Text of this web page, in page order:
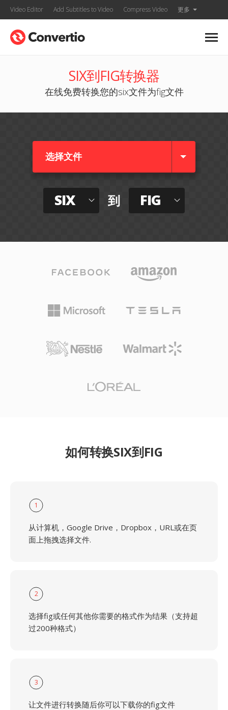
Video Editor Add Subtitles to Video Compress Video 更多
SIX到FIG转换器
在线免费转换您的six文件为fig文件
选择文件
SIX 到 FIG
如何转换SIX到FIG
1
从计算机，Google Drive，Dropbox，URL或在页
面上拖拽选择文件.
2
选择fig或任何其他你需要的格式作为结果（支持超
过200种格式）
3
让文件进行转换随后你可以下载你的fig文件